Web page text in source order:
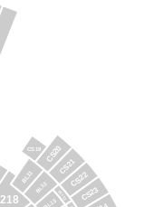
218
BL11
BL12
BL13
BLT13
CS19 CS20
CS21
CS22
CS23